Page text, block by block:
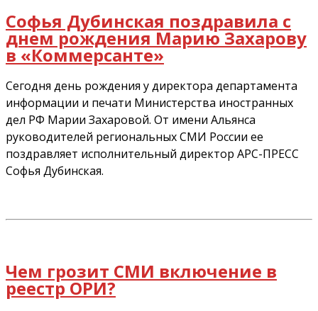
Софья Дубинская поздравила с
днем рождения Марию Захарову
в «Коммерсанте»
Сегодня день рождения у директора департамента
информации и печати Министерства иностранных
дел РФ Марии Захаровой. От имени Альянса
руководителей региональных СМИ России ее
поздравляет исполнительный директор АРС-ПРЕСС
Софья Дубинская.
Чем грозит СМИ включение в
реестр ОРИ?